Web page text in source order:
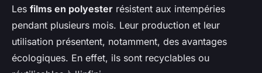
Les films en polyester résistent aux intempéries
pendant plusieurs mois. Leur production et leur
utilisation présentent, notamment, des avantages
écologiques. En effet, ils sont recyclables ou